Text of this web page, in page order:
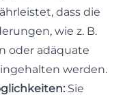
dass die
wie z. B.
oder adäquate
werden.
Sie